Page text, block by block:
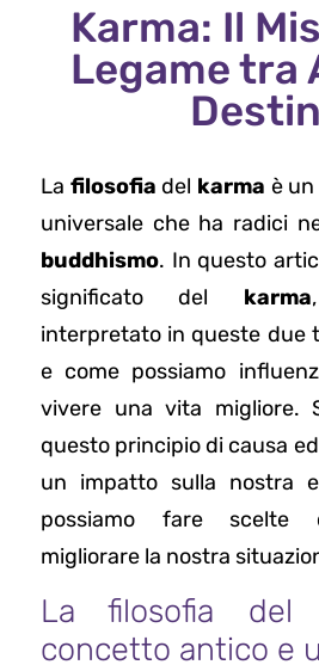
Karma: Il
Legame tra
La filosofia del karma è un
universale che ha radici
buddhismo. In questo
significato del karma
interpretato in queste due
e come possiamo
vivere una vita migliore.
questo principio di causa
un impatto sulla nostra
possiamo fare scelte
migliorare la nostra
La filosofia del
concetto antico e